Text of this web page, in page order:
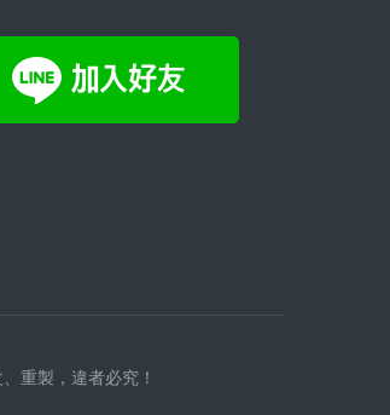
重製，違者必究！